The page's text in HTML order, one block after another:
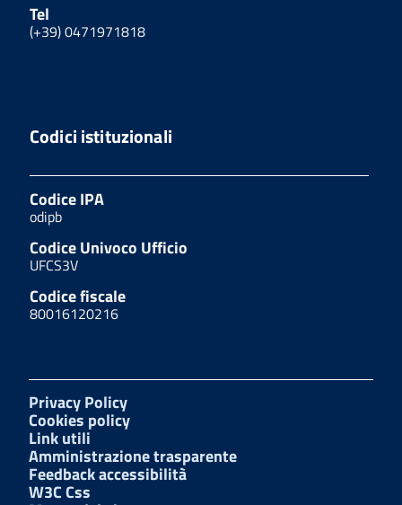
Tel
(+39) 0471971818
Codici istituzionali
Codice IPA
odipb
Codice Univoco Ufficio
UFCS3V
Codice fiscale
80016120216
Privacy Policy
Cookies policy
Link utili
Amministrazione trasparente
Feedback accessibilità
W3C Css